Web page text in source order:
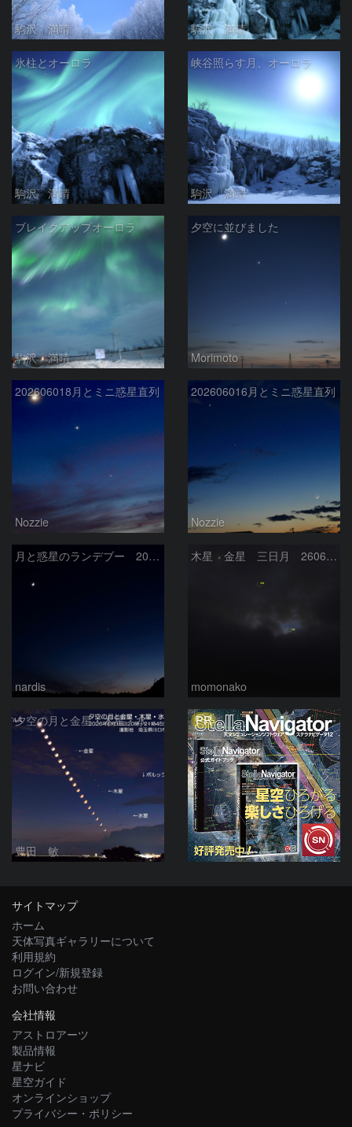
駒沢 満晴 駒沢 満晴
氷柱とオーロラ
駒沢 満晴
峡谷照らす月、オーロラ
駒沢 満晴
ブレイクアップオーロラ
駒沢 満晴
夕空に並びました
Morimoto
202606018月とミニ惑星直列
Nozzie
202606016月とミニ惑星直列
Nozzie
月と惑星のランデブー 2026/06/19
nardis
木星 金星 三日月 260618
momonako
夕空の月と金星・木星・水星の接近 2026/6/18
豊田 敏
PR
サイトマップ
ホーム
天体写真ギャラリーについて
利用規約
ログイン/新規登録
お問い合わせ
会社情報
アストロアーツ
製品情報
星ナビ
星空ガイド
オンラインショップ
プライバシー・ポリシー